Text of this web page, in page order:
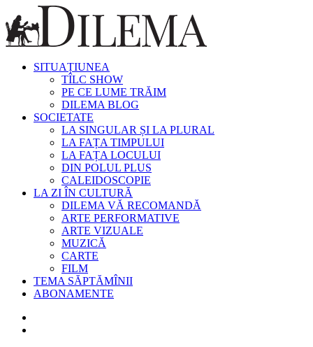
SITUAȚIUNEA
TÎLC SHOW
PE CE LUME TRĂIM
DILEMA BLOG
SOCIETATE
LA SINGULAR ȘI LA PLURAL
LA FAȚA TIMPULUI
LA FAȚA LOCULUI
DIN POLUL PLUS
CALEIDOSCOPIE
LA ZI ÎN CULTURĂ
DILEMA VĂ RECOMANDĂ
ARTE PERFORMATIVE
ARTE VIZUALE
MUZICĂ
CARTE
FILM
TEMA SĂPTĂMÎNII
ABONAMENTE